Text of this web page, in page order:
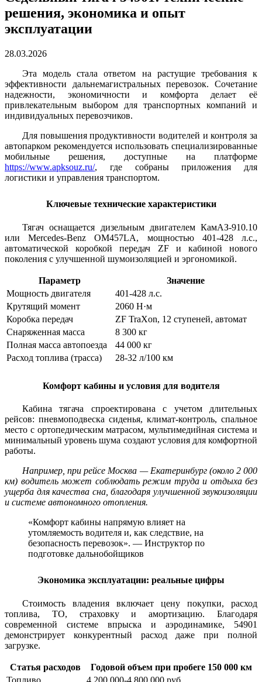
решения, экономика и опыт
эксплуатации
28.03.2026
Эта модель стала ответом на растущие требования к
эффективности дальнемагистральных перевозок. Сочетание
надежности, экономичности и комфорта делает её
привлекательным выбором для транспортных компаний и
индивидуальных перевозчиков.
Для повышения продуктивности водителей и контроля за
автопарком рекомендуется использовать специализированные
мобильные решения, доступные на платформе
https://www.apksouz.ru/, где собраны приложения для
логистики и управления транспортом.
Ключевые технические характеристики
Тягач оснащается дизельным двигателем КамАЗ-910.10
или Mercedes-Benz OM457LA, мощностью 401-428 л.с.,
автоматической коробкой передач ZF и кабиной нового
поколения с улучшенной шумоизоляцией и эргономикой.
Параметр
Значение
Мощность двигателя
401-428 л.с.
Крутящий момент
2060 Н·м
Коробка передач
ZF TraXon, 12 ступеней, автомат
Снаряженная масса
8 300 кг
Полная масса автопоезда
44 000 кг
Расход топлива (трасса)
28-32 л/100 км
Комфорт кабины и условия для водителя
Кабина тягача спроектирована с учетом длительных
рейсов: пневмоподвеска сиденья, климат-контроль, спальное
место с ортопедическим матрасом, мультимедийная система и
минимальный уровень шума создают условия для комфортной
работы.
Например, при рейсе Москва — Екатеринбург (около 2 000
км) водитель может соблюдать режим труда и отдыха без
ущерба для качества сна, благодаря улучшенной звукоизоляции
и системе автономного отопления.
«Комфорт кабины напрямую влияет на
утомляемость водителя и, как следствие, на
безопасность перевозок». — Инструктор по
подготовке дальнобойщиков
Экономика эксплуатации: реальные цифры
Стоимость владения включает цену покупки, расход
топлива, ТО, страховку и амортизацию. Благодаря
современной системе впрыска и аэродинамике, 54901
демонстрирует конкурентный расход даже при полной
загрузке.
Статья расходов
Годовой объем при пробеге 150 000 км